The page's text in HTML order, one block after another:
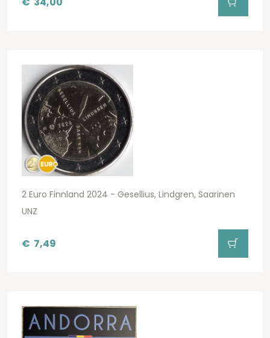
2 Euro Finnland 2024 - Gesellius, Lindgren, Saarinen
UNZ
€ 7,49